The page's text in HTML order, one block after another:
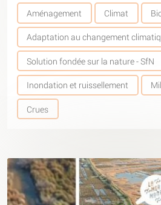
Aménagement Climat
Adaptation au changement
Solution fondée sur la nature - SfN
Inondation et ruissellement
Crues